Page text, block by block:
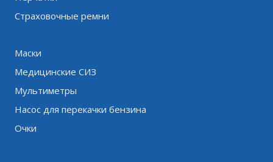
Страховочные ремни
Маски
Медицинские СИЗ
Мультиметры
Насос для перекачки бензина
Очки